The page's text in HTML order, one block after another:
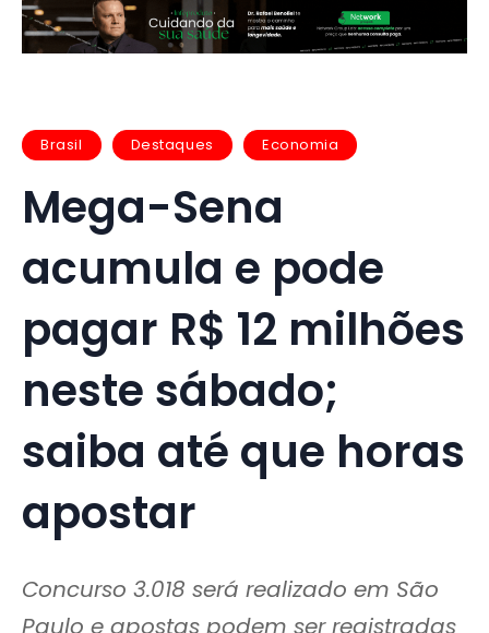
Brasil Destaques Economia
Mega-Sena
acumula e pode
pagar R$ 12 milhões
neste sábado;
saiba até que horas
apostar
Concurso 3.018 será realizado em São
Paulo e apostas podem ser registradas